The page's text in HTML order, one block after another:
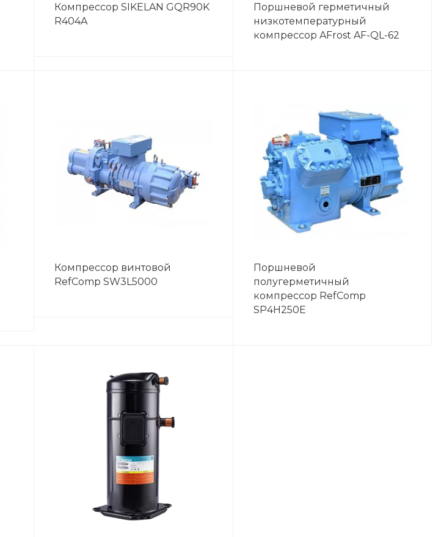
Компрессор SIKELAN GQR90K
R404A
Поршневой герметичный
низкотемпературный
компрессор AFrost AF-QL-62
Компрессор винтовой
RefComp SW3L5000
Поршневой
полугерметичный
компрессор RefComp
SP4H250E